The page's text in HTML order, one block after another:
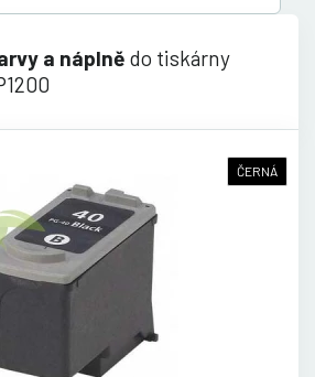
a náplně do tiskárny
ČERNÁ